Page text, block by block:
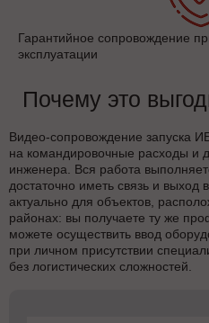
Гарантийное сопровождение
эксплуатации
Почему это
Видео-сопровождение запуска
на командировочные расходы и
инженера. Вся работа
достаточно иметь связь и выход
актуально для объектов,
районах: вы получаете ту же
можете осуществить ввод
при личном присутствии
без логистических сложностей.